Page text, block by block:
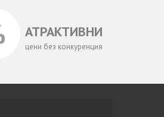
АТРАКТИВНИ
цени без конкуренция